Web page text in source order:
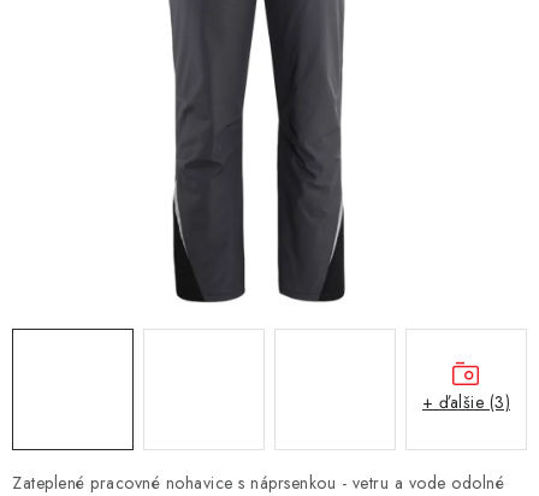
Formulár na výmenu tovaru
Kto sme
Reklamačný poriadok
Formulár na vrátenie tovaru /odstúpenie od zmluvy
Zásady ochrany osobných údajov
Pravidlá a nastavenia cookies
Moja objednávka
Zateplené pracovné nohavice s náprsenkou - vetru a vode odolné
+ ďalšie (3)